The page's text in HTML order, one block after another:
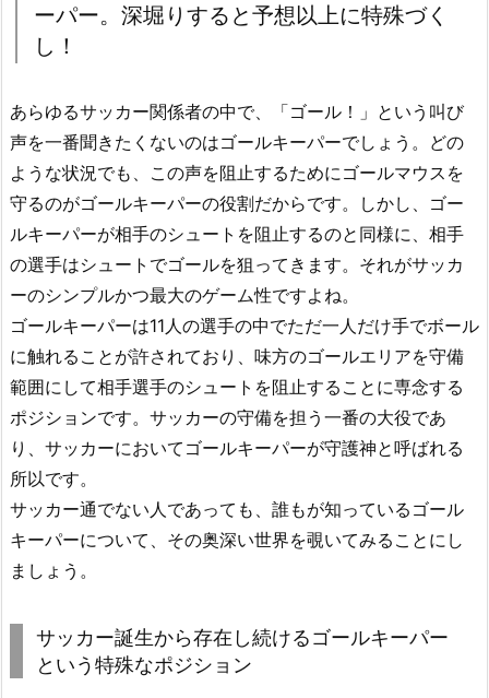
ーパー。深堀りすると予想以上に特殊づく
し！
あらゆるサッカー関係者の中で、「ゴール！」という叫び
声を一番聞きたくないのはゴールキーパーでしょう。どの
ような状況でも、この声を阻止するためにゴールマウスを
守るのがゴールキーパーの役割だからです。しかし、ゴー
ルキーパーが相手のシュートを阻止するのと同様に、相手
の選手はシュートでゴールを狙ってきます。それがサッカ
ーのシンプルかつ最大のゲーム性ですよね。
ゴールキーパーは11人の選手の中でただ一人だけ手でボール
に触れることが許されており、味方のゴールエリアを守備
範囲にして相手選手のシュートを阻止することに専念する
ポジションです。サッカーの守備を担う一番の大役であ
り、サッカーにおいてゴールキーパーが守護神と呼ばれる
所以です。
サッカー通でない人であっても、誰もが知っているゴール
キーパーについて、その奥深い世界を覗いてみることにし
ましょう。
サッカー誕生から存在し続けるゴールキーパー
という特殊なポジション